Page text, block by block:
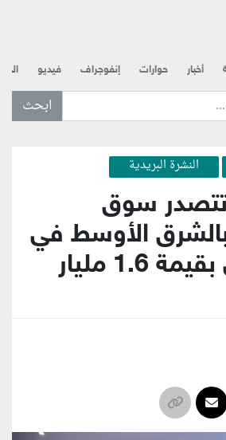
أخبار حوارات إنفوجراف فيديو
:
النشرة البريدية
تتصدر سوق
بالشرق الأوسط في
الربع الثاني بقيمة 1.6 مليار